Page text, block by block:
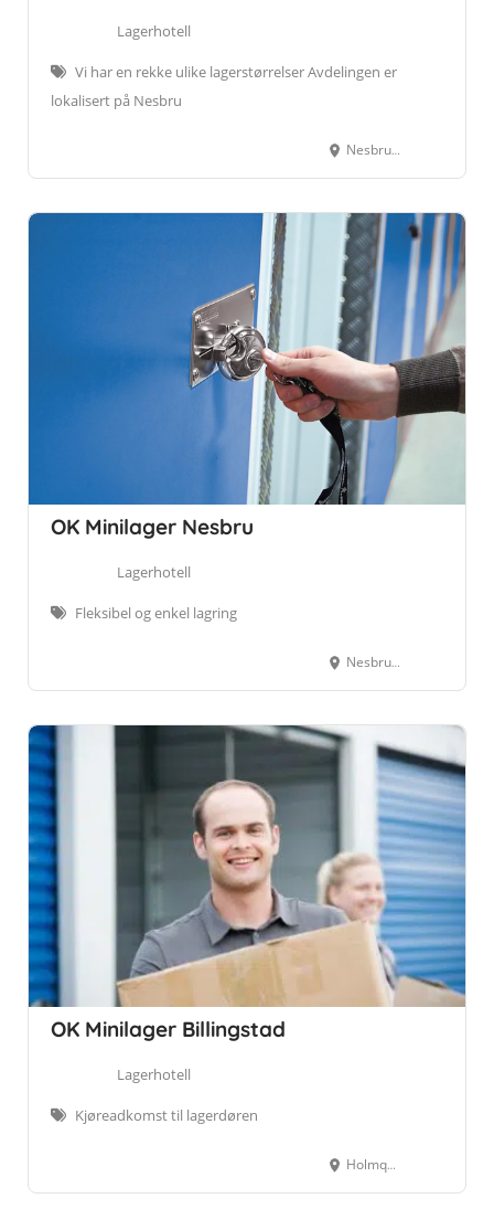
Lagerhotell
Vi har en rekke ulike lagerstørrelser Avdelingen er
lokalisert på Nesbru
Nesbruveien 75, 1394 Nesbru
OK Minilager Nesbru
Lagerhotell
Fleksibel og enkel lagring
Nesbruveien 75, 1394 Nesbru
OK Minilager Billingstad
Lagerhotell
Kjøreadkomst til lagerdøren
Holmquistveien 5, 1395 Nesbru, Norge